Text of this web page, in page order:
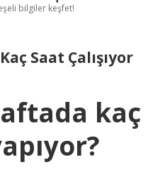
Uyarı
bilgiler keşfet!
Saat Çalışıyor
kaç